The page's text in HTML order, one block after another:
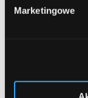
Marketingowe